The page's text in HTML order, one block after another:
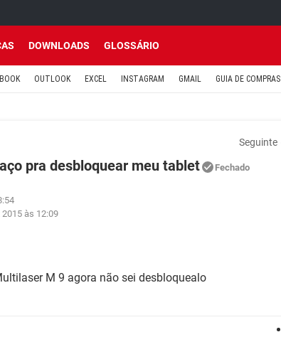
DOWNLOADS GLOSSÁRIO
OUTLOOK EXCEL INSTAGRAM GMAIL GUIA DE COMPRAS
Seguinte
pra desbloquear meu tablet Fechado
às 12:09
M 9 agora não sei desbloquealo